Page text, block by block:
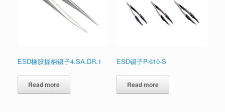
ESD橡胶握柄镊子4.SA.DR.1
Read more
ESD镊子P-610-S
Read more